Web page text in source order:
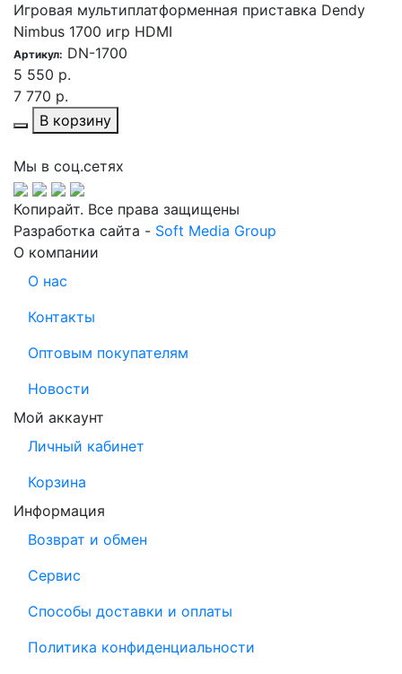
Игровая мультиплатформенная приставка Dendy
Nimbus 1700 игр HDMI
Артикул: DN-1700
5 550 р.
7 770 р.
В корзину
Мы в соц.сетях
Копирайт. Все права защищены
Разработка сайта - Soft Media Group
О компании
О нас
Контакты
Оптовым покупателям
Новости
Мой аккаунт
Личный кабинет
Корзина
Информация
Возврат и обмен
Сервис
Способы доставки и оплаты
Политика конфиденциальности